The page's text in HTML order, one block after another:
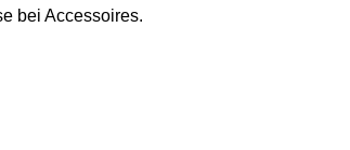
bei Accessoires.